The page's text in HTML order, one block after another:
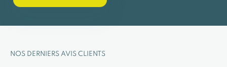
NOS DERNIERS AVIS CLIENTS